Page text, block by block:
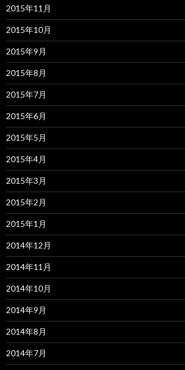
2015年11月
2015年10月
2015年9月
2015年8月
2015年7月
2015年6月
2015年5月
2015年4月
2015年3月
2015年2月
2015年1月
2014年12月
2014年11月
2014年10月
2014年9月
2014年8月
2014年7月